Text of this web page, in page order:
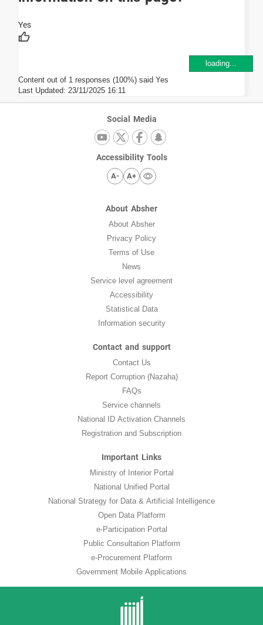
loading...
Content out of 1 responses (100%) said Yes
Last Updated: 23/11/2025 16:11
Social Media
Accessibility Tools
A- A+
About Absher
About Absher
Privacy Policy
Terms of Use
News
Service level agreement
Accessibility
Statistical Data
Information security
Contact and support
Contact Us
Report Corruption (Nazaha)
FAQs
Service channels
National ID Activation Channels
Registration and Subscription
Important Links
Ministry of Interior Portal
National Unified Portal
National Strategy for Data & Artificial Intelligence
Open Data Platform
e-Participation Portal
Public Consultation Platform
e-Procurement Platform
Government Mobile Applications